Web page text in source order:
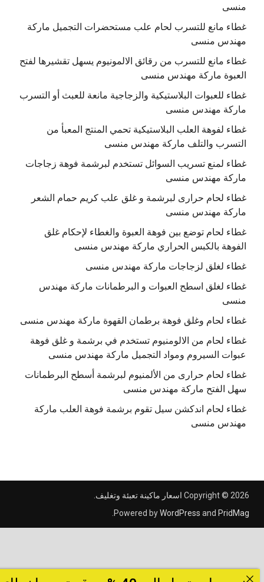
منسى
غطاء مانع للتسرب لحام علب مستحضرات التجميل ماركة
مهندس منسى
غطاء مانع للتسرب من رقائق الالمونيوم يسهل تقشيرها لفتح
العبوة ماركة مهندس منسى
غطاء للعبوات البلاستيكية والزجاجية مانعة للعبث أو التسرب
ماركة مهندس منسى
غطاء لفوهة العلب البلاستيكية تحمي المنتج المعبأ من
التسرب والتلف ماركة مهندس منسى
غطاء لمنع تسريب السوائل تستخدم لبرشمة فوهة زجاجات
ماركة مهندس منسى
غطاء لحام حرارى لبرشمة و غلق علب كريم حمام الشعر
ماركة مهندس منسى
غطاء لحام توضع بين فوهة العبوة والغطاء لإحكام غلق
الفوهة بالكبس الحراري ماركة مهندس منسى
غطاء لغلق لزجاجات ماركة مهندس منسى
غطاء لغلق اسطح العبوات و البرطمانات ماركة مهندس
منسى
غطاء لحام وغلق فوهة برطمان القهوة ماركة مهندس منسى
غطاء لحام من الالومنيوم تستخدم في برشمة و غلق فوهة
عبوات السيروم ومواد التجميل ماركة مهندس منسى
غطاء لحام حرارى من الألمنيوم لبرشمة أسطح البرطمانات
سهل الفتح ماركة مهندس منسى
غطاء لحام اندكشن سيل تقوم برشمة فوهة العلب ماركة
مهندس منسى
Copyright © 2026اسعار ماكينة تعبئة وتغليف
Powered byWordPressandPridMag
.